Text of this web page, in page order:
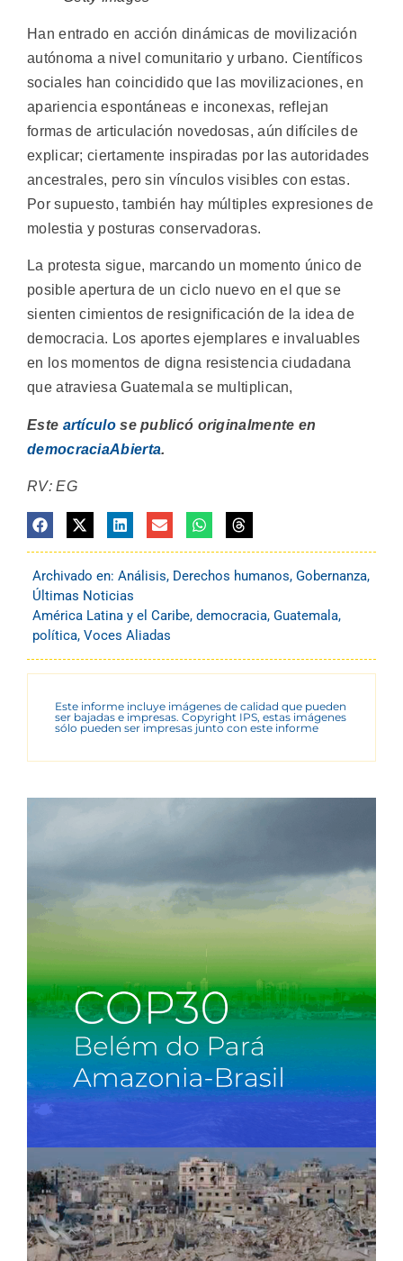
Han entrado en acción dinámicas de movilización
autónoma a nivel comunitario y urbano. Científicos
sociales han coincidido que las movilizaciones, en
apariencia espontáneas e inconexas, reflejan
formas de articulación novedosas, aún difíciles de
explicar; ciertamente inspiradas por las autoridades
ancestrales, pero sin vínculos visibles con estas.
Por supuesto, también hay múltiples expresiones de
molestia y posturas conservadoras.
La protesta sigue, marcando un momento único de
posible apertura de un ciclo nuevo en el que se
sienten cimientos de resignificación de la idea de
democracia. Los aportes ejemplares e invaluables
en los momentos de digna resistencia ciudadana
que atraviesa Guatemala se multiplican,
Este artículose publicó originalmente en
democraciaAbierta.
RV: EG
Archivado en: Análisis, Derechos humanos, Gobernanza,
Últimas Noticias
América Latina y el Caribe, democracia, Guatemala,
política, Voces Aliadas
Este informe incluye imágenes de calidad que pueden
ser bajadas e impresas. Copyright IPS, estas imágenes
sólo pueden ser impresas junto con este informe